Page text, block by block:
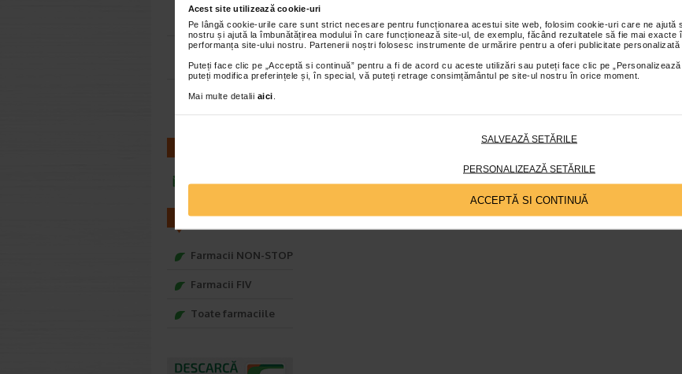
Acest site utilizează cookie-uri
Pe lângă cookie-urile care sunt strict necesare pentru funcționarea acestui site web, folosim cookie-uri care ne ajută
nostru și ajută la îmbunătățirea modului în care funcționează site-ul, de exemplu, făcând rezultatele să fie mai exacte
performanța site-ului nostru. Partenerii noștri folosesc instrumente de urmărire pentru a oferi publicitate
Puteți face clic pe „Acceptă si continuă” pentru a fi de acord cu aceste utilizări sau puteți face clic pe
puteți modifica preferințele și, în special, vă puteți retrage consimțământul pe site-ul nostru în orice moment.
Mai multe detalii aici
SALVEAZĂ SETĂRILE
PERSONALIZEAZĂ SETĂRILE
ACCEPTĂ SI CONTINUĂ
Ce Oftapic ti se
potriveste
Adora – Adorabili
din prima clipa
Seturi cadou
infoline@catena.ro
FARMACII
Farmacii NON-STOP
Farmacii FIV
Toate farmaciile